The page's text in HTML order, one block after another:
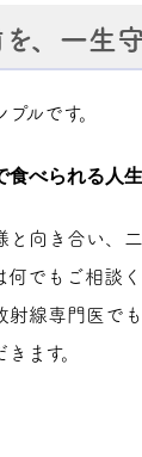
、一生
ルです。
食べられる人
と向き合い、
でもご相談く
射線専門医で
ます。